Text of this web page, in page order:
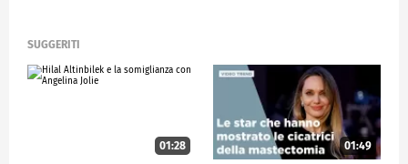
secondo l'Unicef.
"Ora vediamo che i paesi che causano meno danni
all'ambiente subiscono le conseguenze peggiori del
disastro, dolore e della morte", ha aggiunto l'attrice.
SUGGERITI
01:28 01:49